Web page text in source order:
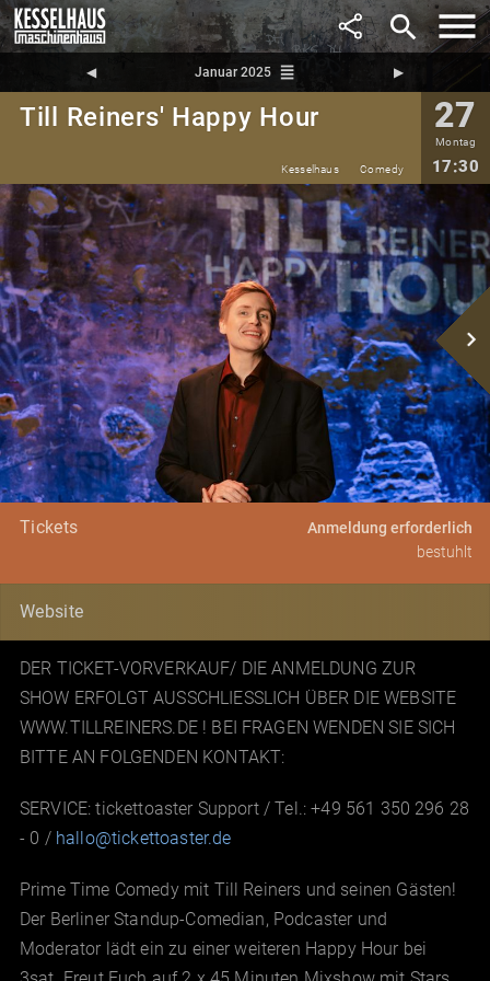
search
◀︎ Januar 2025 reorder ▶︎
Till Reiners' Happy Hour 27
Montag
17:30
Kesselhaus Comedy
navigate_next
Tickets
Anmeldung erforderlich
bestuhlt
Website
DER TICKET-VORVERKAUF/ DIE ANMELDUNG ZUR
SHOW ERFOLGT AUSSCHLIESSLICH ÜBER DIE WEBSITE
WWW.TILLREINERS.DE ! BEI FRAGEN WENDEN SIE SICH
BITTE AN FOLGENDEN KONTAKT:
SERVICE: tickettoaster Support / Tel.: +49 561 350 296 28
- 0 / hallo@tickettoaster.de
Prime Time Comedy mit Till Reiners und seinen Gästen!
Der Berliner Standup-Comedian, Podcaster und
Moderator lädt ein zu einer weiteren Happy Hour bei